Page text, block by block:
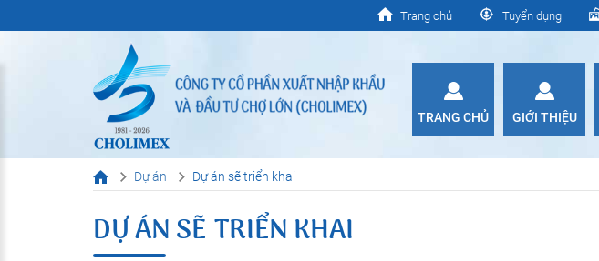
Trang chủ Tuyển dụng
TRANG CHỦ GIỚI THIỆU
Dự án Dự án sẽ triển khai
DỰ ÁN SẼ TRIỂN KHAI